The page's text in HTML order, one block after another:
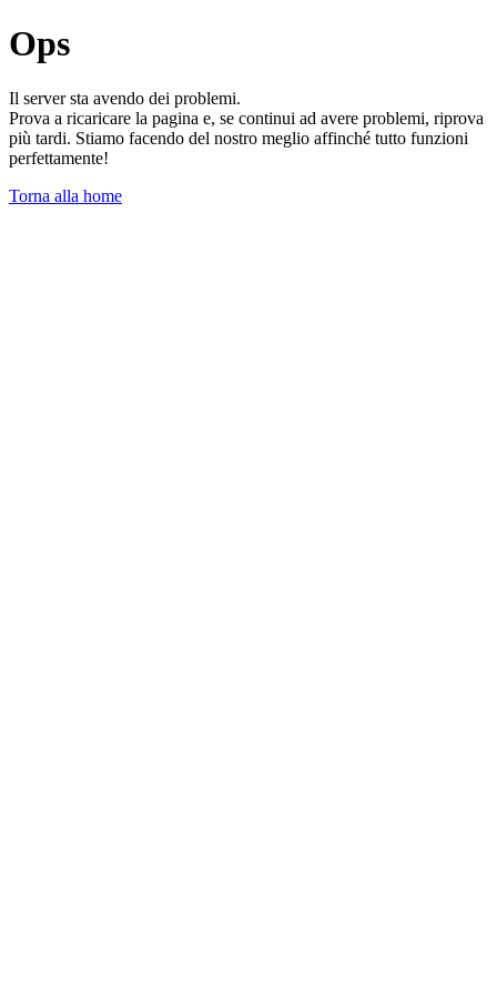
Ops
Il server sta avendo dei problemi.
Prova a ricaricare la pagina e, se continui ad avere problemi, riprova
più tardi. Stiamo facendo del nostro meglio affinché tutto funzioni
perfettamente!
Torna alla home